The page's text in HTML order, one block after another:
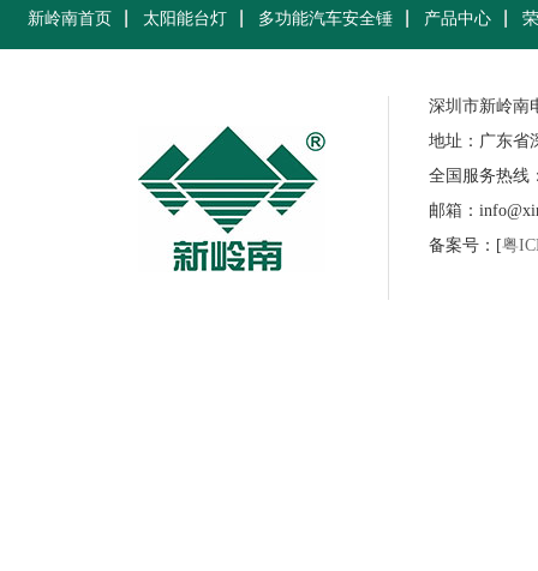
新岭南首页 太阳能台灯 多功能汽车安全锤 产品中心
深圳市新岭南
地址：广东省
全国服务热线
邮箱：
备案号：[粤